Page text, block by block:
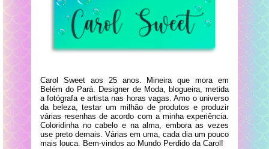
Carol Sweet aos 25 anos. Mineira que mora em
Belém do Pará. Designer de Moda, blogueira, metida
a fotógrafa e artista nas horas vagas. Amo o universo
da beleza, testar um milhão de produtos e produzir
várias resenhas de acordo com a minha experiência.
Coloridinha no cabelo e na alma, embora as vezes
use preto demais. Várias em uma, cada dia um pouco
mais louca. Bem-vindos ao Mundo Perdido da Carol!